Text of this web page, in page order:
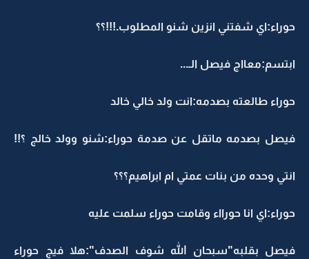
حوراء:اي شفتني انزين شنو المطلوب.!!!؟؟
ابتسم:معااج فيصل الـ...
حوراء طالعته بصدمه:انت ولد خالي خالد
فيصل بصدمه ماتقل عن صدمة حوراء:شنو وولد خالج ؟!!
انتي وحده من بنات عمتي ام ابراهيم؟؟؟
حوراء:اي انا حورااء وقامت حوراء سلمت عليه
فيصل بقلبه"سبحان الله شوف الصدف":هلا فيج حوراء